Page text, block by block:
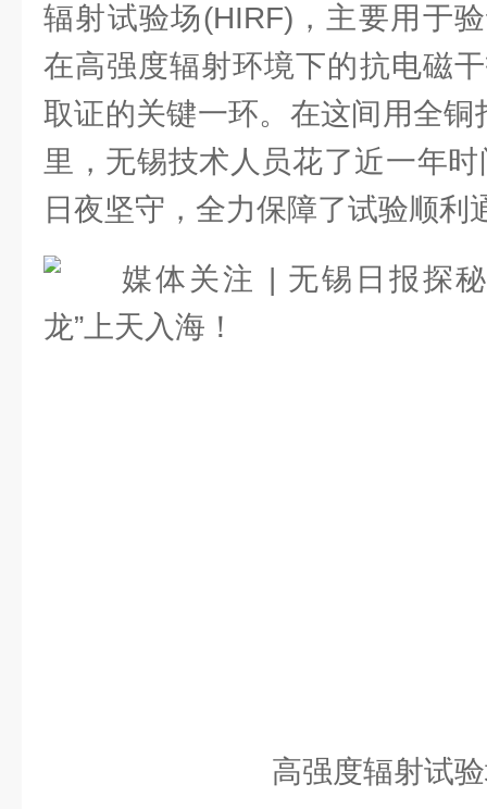
辐射试验场(HIRF)，主要用于
在高强度辐射环境下的抗电磁
取证的关键一环。在这间用全铜
里，无锡技术人员花了近一年
日夜坚守，全力保障了试验顺利
高强度辐射试